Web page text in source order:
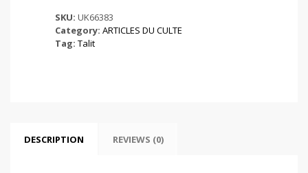
SKU: UK66383
Category: ARTICLES DU CULTE
Tag: Talit
DESCRIPTION REVIEWS (0)